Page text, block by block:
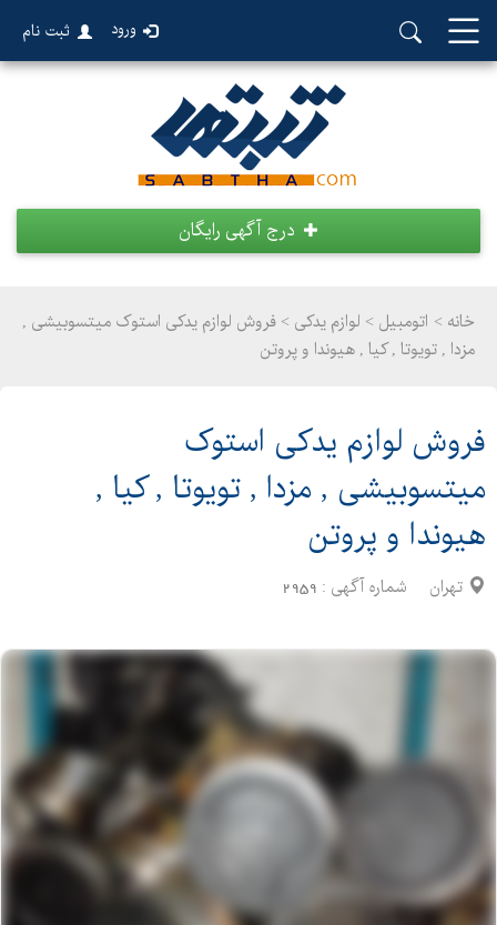
ورود ثبت نام
درج آگهی رایگان
خانه > اتومبیل > لوازم یدکی > فروش لوازم یدکی استوک میتسوبیشی ,
مزدا , تویوتا , کیا , هیوندا و پروتن
فروش لوازم یدکی استوک
میتسوبیشی , مزدا , تویوتا , کیا ,
هیوندا و پروتن
تهران شماره آگهی : 2959